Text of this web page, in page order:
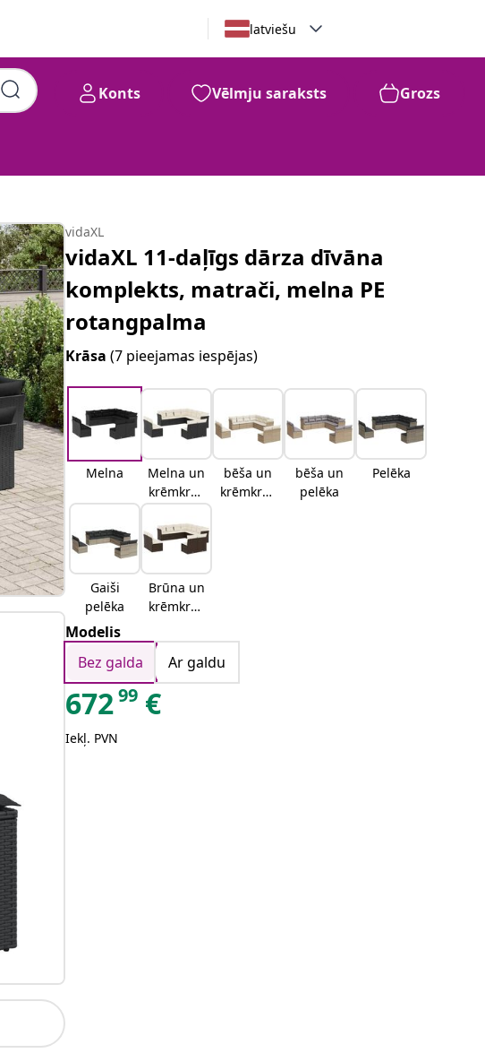
latviešu
Konts Vēlmju saraksts Grozs
vidaXL
vidaXL 11-daļīgs dārza dīvāna
komplekts, matrači, melna PE
rotangpalma
Krāsa(7 pieejamas iespējas)
Melna
Melna un
krēmkrās
as
bēša un
krēmkrās
bēša un
pelēka
Pelēka
Gaiši
pelēka
Brūna un
krēmkrās
Modelis
Bez galda
Ar galdu
67299 €
Iekļ. PVN